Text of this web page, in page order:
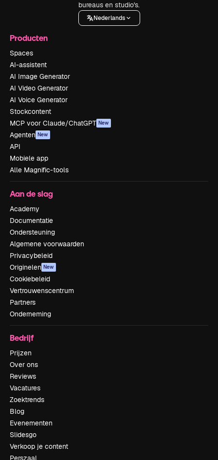
bureaus en studio's.
Nederlands
Producten
Spaces
AI-assistent
AI Image Generator
AI Video Generator
AI Voice Generator
Stockcontent
MCP voor Claude/ChatGPT New
Agenten New
API
Mobiele app
Alle Magnific-tools
Aan de slag
Academy
Documentatie
Ondersteuning
Algemene voorwaarden
Privacybeleid
Originelen New
Cookiebeleid
Vertrouwenscentrum
Partners
Onderneming
Bedrijf
Prijzen
Over ons
Reviews
Vacatures
Zoektrends
Blog
Evenementen
Slidesgo
Verkoop je content
Perszaal